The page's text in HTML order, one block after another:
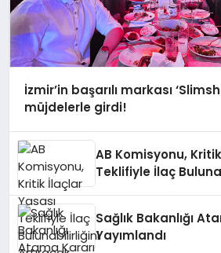
İzmir’in başarılı markası
müjdelerle girdi!
AB Komisyonu,
Teklifiyle İlaç
Sağlık Bakanlığı
Yayımlandı